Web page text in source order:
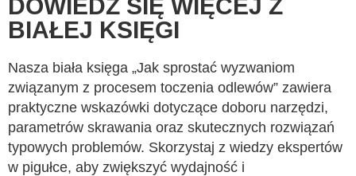
DOWIEDZ SIĘ WIĘCEJ Z
BIAŁEJ KSIĘGI
Nasza biała księga „Jak sprostać wyzwaniom
związanym z procesem toczenia odlewów” zawiera
praktyczne wskazówki dotyczące doboru narzędzi,
parametrów skrawania oraz skutecznych rozwiązań
typowych problemów. Skorzystaj z wiedzy ekspertów
w pigułce, aby zwiększyć wydajność i